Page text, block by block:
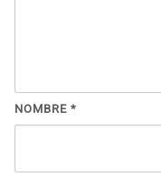
NOMBRE *